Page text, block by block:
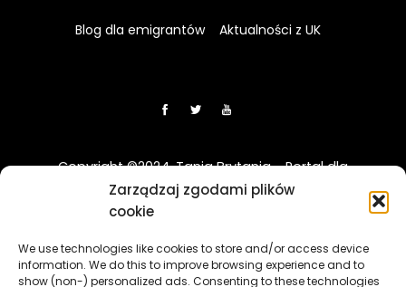
Zarządzaj zgodami plików
cookie
We use technologies like cookies to store and/or access device
information. We do this to improve browsing experience and to
show (non-) personalized ads. Consenting to these technologies
Blog dla emigrantów Aktualności z UK
Copyright ©2024. Tania Brytania - Portal dla
Polaków w UK
przez Financial Conduct Authority (FCA) i jest prowadzona
wyłącznie w celach informacyjno-edukacyjnych. Treści